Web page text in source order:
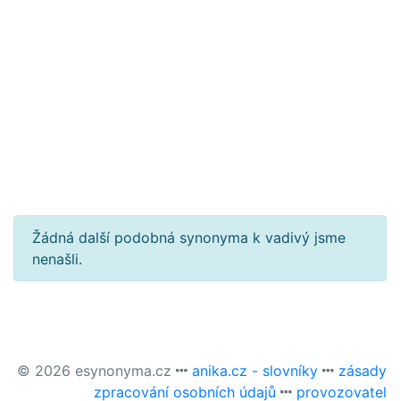
Žádná další podobná synonyma k vadivý jsme
nenašli.
© 2026 esynonyma.cz anika.cz - slovníky
zásady
zpracování osobních údajů
provozovatel